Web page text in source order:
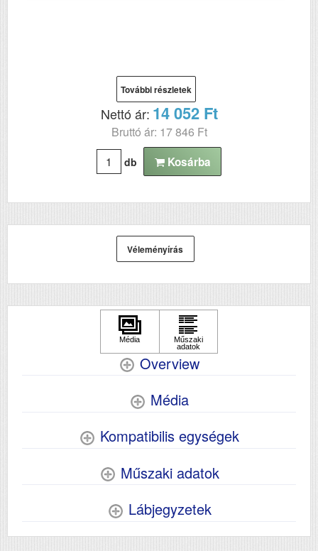
További részletek
Nettó ár: 14 052 Ft
Bruttó ár: 17 846 Ft
db Kosárba
Véleményírás
Overview
Média
Kompatibilis egységek
Műszaki adatok
Lábjegyzetek